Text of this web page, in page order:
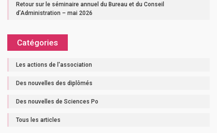
Retour sur le séminaire annuel du Bureau et du Conseil
d’Administration – mai 2026
Catégories
Les actions de l'association
Des nouvelles des diplômés
Des nouvelles de Sciences Po
Tous les articles